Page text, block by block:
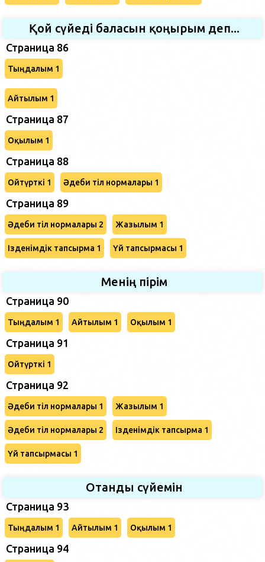
Қой сүйеді баласын қоңырым деп...
Страница 86
Тыңдалым 1
Айтылым 1
Страница 87
Оқылым 1
Страница 88
Ойтүрткі 1 Әдеби тіл нормалары 1
Страница 89
Әдеби тіл нормалары 2 Жазылым 1
Ізденімдік тапсырма 1 Үй тапсырмасы 1
Менің пірім
Страница 90
Тыңдалым 1 Айтылым 1 Оқылым 1
Страница 91
Ойтүрткі 1
Страница 92
Әдеби тіл нормалары 1 Жазылым 1
Әдеби тіл нормалары 2 Ізденімдік тапсырма 1
Үй тапсырмасы 1
Отанды сүйемін
Страница 93
Тыңдалым 1 Айтылым 1 Оқылым 1
Страница 94